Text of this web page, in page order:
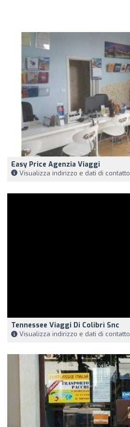
Easy Price Agenzia Viaggi
Visualizza indirizzo e dati di contatto
Tennessee Viaggi Di Colibrì Snc
Visualizza indirizzo e dati di contatto